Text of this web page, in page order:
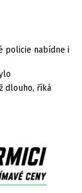
policie nabídne i
dlouho, říká